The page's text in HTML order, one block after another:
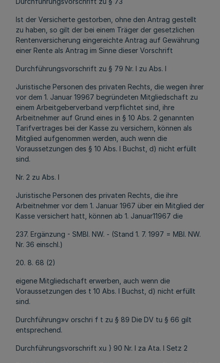
Ist der Versicherte gestorben, ohne den Antrag gestellt
zu haben, so gilt der bei einem Träger der gesetzlichen
Rentenversicherung eingereichte Antrag auf Gewährung
einer Rente als Antrag im Sinne dieser Vorschrift
Durchführungsvorschrift zu § 79 Nr. l zu Abs. l
Juristische Personen des privaten Rechts, die wegen ihrer
vor dem 1. Januar 19967 begründeten Mitgliedschaft zu
einem Arbeitgeberverband verpflichtet sind, ihre
Arbeitnehmer auf Grund eines in § 10 Abs. 2 genannten
Tarifvertrages bei der Kasse zu versichern, können als
Mitglied aufgenommen werden, auch wenn die
Voraussetzungen des § 10 Abs. l Buchst, d) nicht erfüllt
sind.
Nr. 2 zu Abs. l
Juristische Personen des privaten Rechts, die ihre
Arbeitnehmer vor dem 1. Januar 1967 über ein Mitglied der
Kasse versichert hatt, können ab 1. Januar11967 die
237. Ergänzung - SMBl. NW. - (Stand 1. 7. 1997 = MBl. NW.
Nr. 36 einschl.)
20. 8. 68 (2)
eigene Mitgliedschaft erwerben, auch wenn die
Voraussetzungen des t 10 Abs. l Buchst, d) nicht erfüllt
sind.
Durchführung»v orschri f t zu § 89 Die DV tu § 66 gilt
entsprechend.
Durchführungsvorschrift xu } 90 Nr. l za Ata. l Setz 2